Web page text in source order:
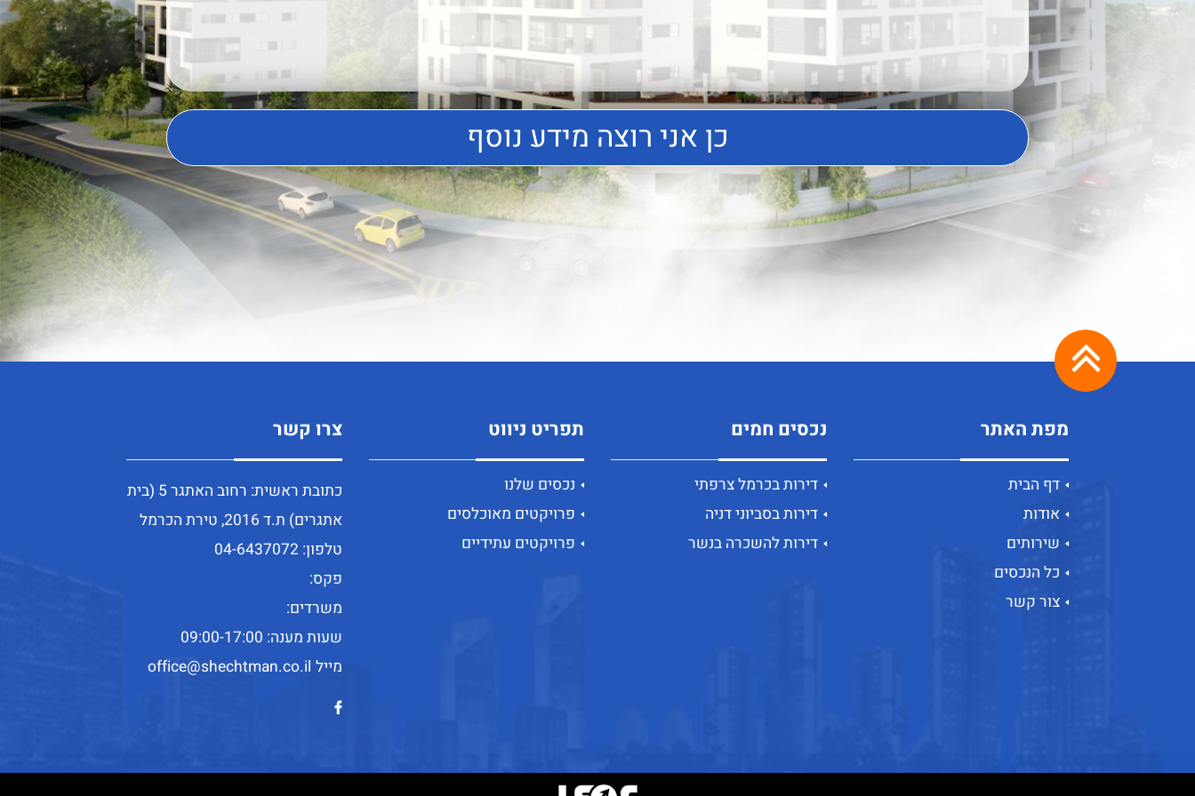
מפת האתר
דף הבית
אודות
שירותים
כל הנכסים
צור קשר
נכסים חמים
דירות בכרמל צרפתי
דירות בסביוני דניה
דירות להשכרה בנשר
תפריט ניווט
נכסים שלנו
פרויקטים מאוכלסים
פרויקטים עתידיים
צרו קשר
כתובת ראשית:
רחוב האתגר 5 (בית
אתגרים) ת.ד 2016, טירת הכרמל
טלפון:04-6437072
פקס:
משרדים:
שעות מענה: 09:00-17:00
מייל office@shechtman.co.il